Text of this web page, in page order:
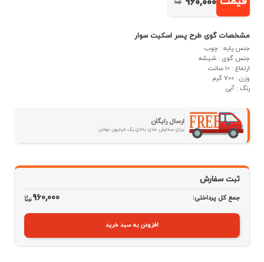
مشخصات گوی طرح پسر اسکیت سوار
جنس پایه : چوب
جنس گوی : شیشه
ارتفاع : 10 سانت
وزن : 700 گرم
رنگ : آبی
ارسال رایگان
برای سفارش های بالای یک میلیون تومان
ثبت سفارش
جمع کل پرداختی: 960,000
افزودن به سبد خرید